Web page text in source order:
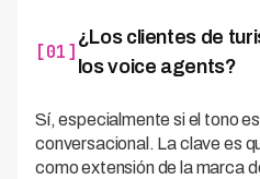
[01]
¿Los clientes de
los voice agents?
Sí, especialmente si el tono
conversacional. La clave es
como extensión de la marca